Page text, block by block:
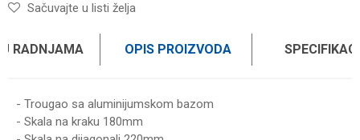
Sačuvajte u listi želja
RADNJAMA OPIS PROIZVODA
- Trougao sa aluminijumskom bazom
- Skala na kraku 180mm